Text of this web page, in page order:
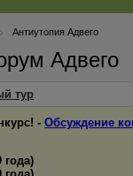
Антиутопия Адвего
Адвего
тур
- Обсуждение
года)